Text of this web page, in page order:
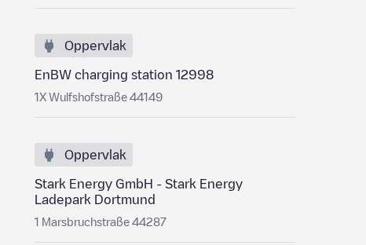
Oppervlak
EnBW charging station 12998
1X Wulfshofstraße 44149
Oppervlak
Stark Energy GmbH - Stark Energy
Ladepark Dortmund
1 Marsbruchstraße 44287